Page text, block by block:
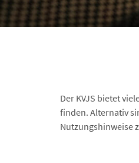
Der KVJS bietet
finden. Alternativ
Nutzungshinweise